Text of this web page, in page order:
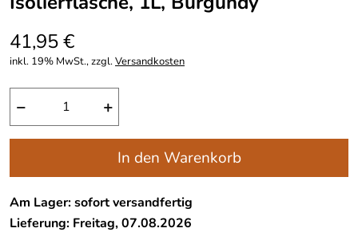
41,95 €
inkl. 19% MwSt., zzgl.Versandkosten
− +
In den Warenkorb
Am Lager: sofort versandfertig
Lieferung: Freitag, 07.08.2026